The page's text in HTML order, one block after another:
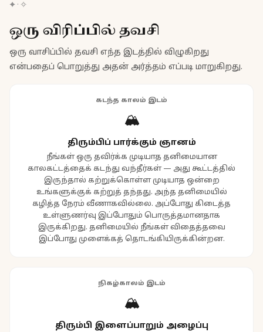
✦ · ✧
ஒரு விரிப்பில் தவசி
ஒரு வாசிப்பில் தவசி எந்த இடத்தில் விழுகிறது
என்பதைப் பொறுத்து அதன் அர்த்தம் எப்படி மாறுகிறது.
கடந்த காலம் இடம்
🏔️
திரும்பிப் பார்க்கும் ஞானம்
நீங்கள் ஒரு தவிர்க்க முடியாத தனிமையான
காலகட்டத்தைக் கடந்து வந்தீர்கள் — அது கூட்டத்தில்
இருந்தால் கற்றுக்கொள்ள முடியாத ஒன்றை
உங்களுக்குக் கற்றுத் தந்தது. அந்த தனிமையில்
கழித்த நேரம் வீணாகவில்லை. அப்போது கிடைத்த
உள்ளுணர்வு இப்போதும் பொருத்தமானதாக
இருக்கிறது. தனிமையில் நீங்கள் விதைத்தவை
இப்போது முளைக்கத் தொடங்கியிருக்கின்றன.
நிகழ்காலம் இடம்
🏔️
திரும்பி இளைப்பாறும் அழைப்பு